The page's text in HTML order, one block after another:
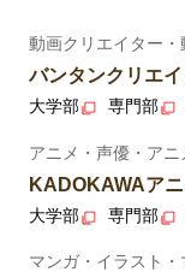
動画クリエイター
バンタンクリエ
大学部 専門部
アニメ・声優・ア
KADOKAWAア
大学部 専門部
マンガ・イラスト